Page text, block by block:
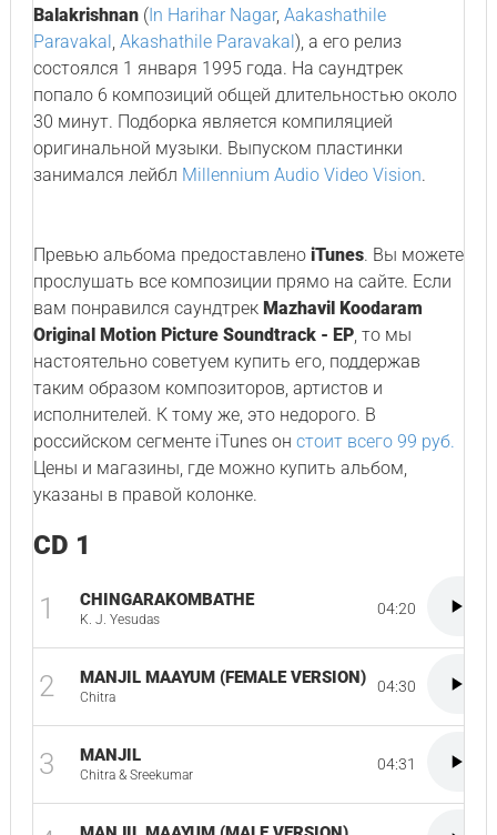
Balakrishnan(In Harihar Nagar, Aakashathile
Paravakal, Akashathile Paravakal), а его релиз
состоялся 1 января 1995 года. На саундтрек
попало 6 композиций общей длительностью около
30 минут. Подборка является компиляцией
оригинальной музыки. Выпуском пластинки
занимался лейбл Millennium Audio Video Vision.
Превью альбома предоставлено iTunes. Вы можете
прослушать все композиции прямо на сайте. Если
вам понравился саундтрек Mazhavil Koodaram
Original Motion Picture Soundtrack - EP, то мы
настоятельно советуем купить его, поддержав
таким образом композиторов, артистов и
исполнителей. К тому же, это недорого. В
российском сегменте iTunes он стоит всего 99 руб.
Цены и магазины, где можно купить альбом,
указаны в правой колонке.
CD 1
1 CHINGARAKOMBATHE
K. J. Yesudas
04:20
2 MANJIL MAAYUM (FEMALE VERSION)
Chitra
04:30
3 MANJIL
Chitra & Sreekumar
04:31